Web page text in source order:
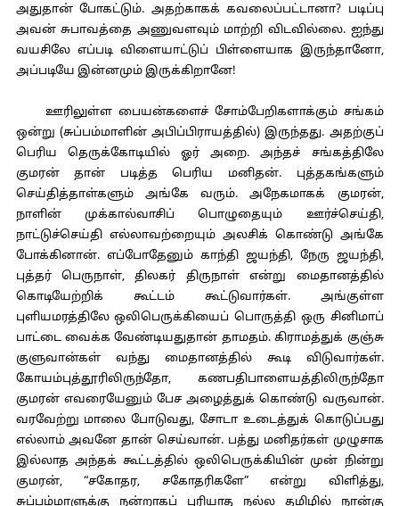
அதுதான் போகட்டும். அதற்காகக் கவலைப்பட்டானா? படிப்பு
அவன் சுபாவத்தை அணுவளவும் மாற்றி விடவில்லை. ஐந்து
வயசிலே எப்படி விளையாட்டுப் பிள்ளையாக இருந்தானோ,
அப்படியே இன்னமும் இருக்கிறானே!
ஊரிலுள்ள பையன்களைச் சோம்பேறிகளாக்கும் சங்கம்
ஒன்று (சுப்பம்மாளின் அபிப்பிராயத்தில்) இருந்தது. அதற்குப்
பெரிய தெருக்கோடியில் ஓர் அறை. அந்தச் சங்கத்திலே
குமரன் தான் படித்த பெரிய மனிதன். புத்தகங்களும்
செய்தித்தாள்களும் அங்கே வரும். அநேகமாகக் குமரன்,
நாளின் முக்கால்வாசிப் பொழுதையும் ஊர்ச்செய்தி,
நாட்டுச்செய்தி எல்லாவற்றையும் அலசிக் கொண்டு அங்கே
போக்கினான். எப்போதேனும் காந்தி ஜயந்தி, நேரு ஜயந்தி,
புத்தர் பெருநாள், திலகர் திருநாள் என்று மைதானத்தில்
கொடியேற்றிக் கூட்டம் கூட்டுவார்கள். அங்குள்ள
புளியமரத்திலே ஒலிபெருக்கியைப் பொருத்தி ஒரு சினிமாப்
பாட்டை வைக்க வேண்டியதுதான் தாமதம். கிராமத்துக் குஞ்சு
குளுவான்கள் வந்து மைதானத்தில் கூடி விடுவார்கள்.
கோயம்புத்தூரிலிருந்தோ, கணபதிபாளையத்திலிருந்தோ
குமரன் எவரையேனும் பேச அழைத்துக் கொண்டு வருவான்.
வரவேற்று மாலை போடுவது, சோடா உடைத்துக் கொடுப்பது
எல்லாம் அவனே தான் செய்வான். பத்து மனிதர்கள் முழுசாக
இல்லாத அந்தக் கூட்டத்தில் ஒலிபெருக்கியின் முன் நின்று
குமரன், “சகோதர, சகோதரிகளே” என்று விளித்து,
சுப்பம்மாளுக்கு நன்றாகப் புரியாத நல்ல தமிழில் நான்கு